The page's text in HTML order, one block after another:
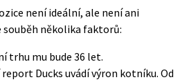
není ideální, ale není ani
souběh několika faktorů:
trhu mu bude 36 let.
Ducks uvádí výron kotníku. Od